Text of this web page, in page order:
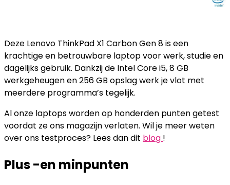
Deze Lenovo ThinkPad X1 Carbon Gen 8 is een
krachtige en betrouwbare laptop voor werk, studie en
dagelijks gebruik. Dankzij de Intel Core i5, 8 GB
werkgeheugen en 256 GB opslag werk je vlot met
meerdere programma’s tegelijk.
Al onze laptops worden op honderden punten getest
voordat ze ons magazijn verlaten. Wil je meer weten
over ons testproces? Lees dan dit blog !
Plus -en minpunten